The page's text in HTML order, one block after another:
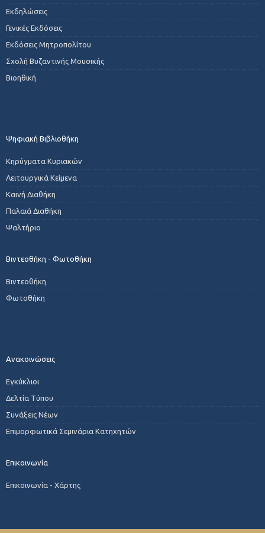
Εκδηλώσεις
Γενικές Εκδόσεις
Εκδόσεις Μητροπολίτου
Σχολή Βυζαντινής Μουσικής
Βιοηθική
Ψηφιακή Βιβλιοθήκη
Κηρύγματα Κυριακών
Λειτουργικά Κείμενα
Καινή Διαθήκη
Παλαιά Διαθήκη
Ψαλτήριο
Βιντεοθήκη - Φωτοθήκη
Βιντεοθήκη
Φωτοθήκη
Ανακοινώσεις
Εγκύκλιοι
Δελτία Τύπου
Συνάξεις Νέων
Επιμορφωτικά Σεμινάρια Κατηχητών
Επικοινωνία
Επικοινωνία - Χάρτης